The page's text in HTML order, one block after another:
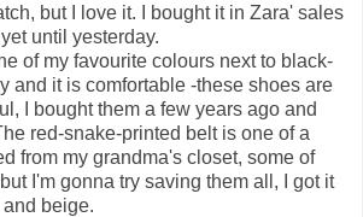
but I love it. I bought it in Zara' sales
until yesterday.
of my favourite colours next to black-
and it is comfortable -these shoes are
I bought them a few years ago and
red-snake-printed belt is one of a
from my grandma's closet, some of
I'm gonna try saving them all, I got it
beige.